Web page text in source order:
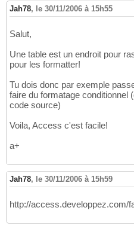
Jah78, le 30/11/2006 à 15h55
Salut,
Une table est un endroit pour
pour les formatter!
Tu dois donc par exemple
faire du formatage conditionnel
code source)
Voila, Access c'est facile!
a+
Jah78, le 30/11/2006 à 15h59
http://access.developpez.com/